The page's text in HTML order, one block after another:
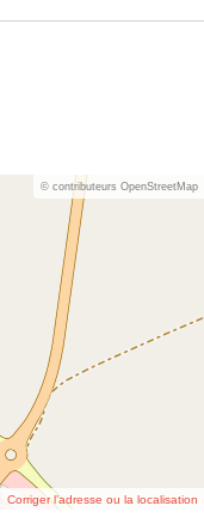
© contributeurs OpenStreetMap
Corriger l’adresse ou la localisation